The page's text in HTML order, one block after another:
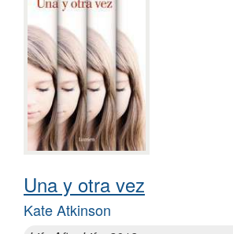
Una y otra vez
Kate Atkinson